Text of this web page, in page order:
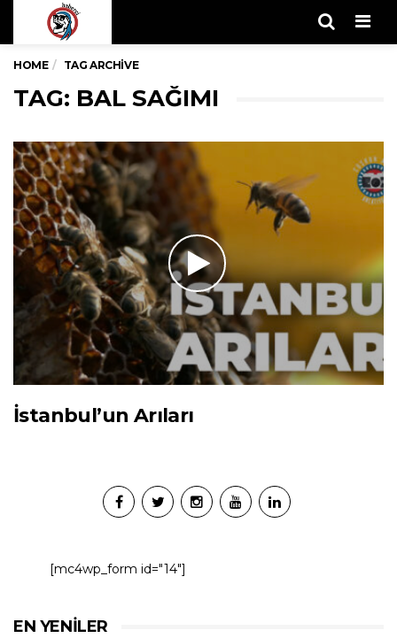
HOME TAG ARCHIVE
TAG: BAL SAĞIMI
İstanbul’un Arıları
[mc4wp_form id="14"]
EN YENILER